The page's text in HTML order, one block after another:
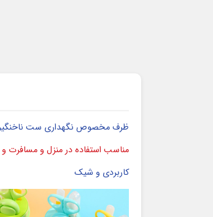
ظرف مخصوص نگهداری ست ناخنگیر
مناسب استفاده در منزل و مسافرت و
کاربردی و شیک